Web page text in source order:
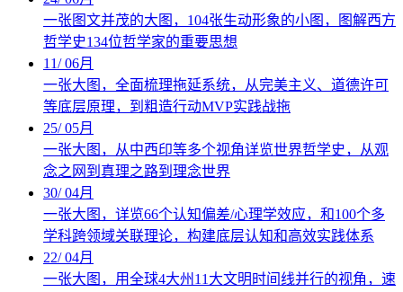
一张图文并茂的大图，104张生动形象的小图，图解西方
哲学史134位哲学家的重要思想
11/06月
一张大图，全面梳理拖延系统，从完美主义、道德许可
等底层原理，到粗造行动MVP实践战拖
25/05月
一张大图，从中西印等多个视角详览世界哲学史，从观
念之网到真理之路到理念世界
30/04月
一张大图，详览66个认知偏差/心理学效应，和100个多
学科跨领域关联理论，构建底层认知和高效实践体系
22/04月
一张大图，用全球4大州11大文明时间线并行的视角，速